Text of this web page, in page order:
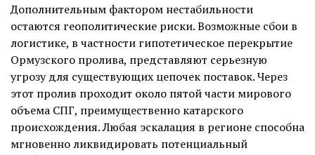
Дополнительным фактором нестабильности
остаются геополитические риски. Возможные сбои в
логистике, в частности гипотетическое перекрытие
Ормузского пролива, представляют серьезную
угрозу для существующих цепочек поставок. Через
этот пролив проходит около пятой части мирового
объема СПГ, преимущественно катарского
происхождения. Любая эскалация в регионе способна
мгновенно ликвидировать потенциальный